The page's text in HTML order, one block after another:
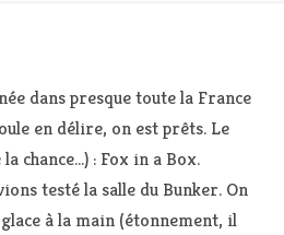
dans presque toute la France
en délire, on est prêts. Le
chance…) : Fox in a Box.
testé la salle du Bunker. On
à la main (étonnement, il